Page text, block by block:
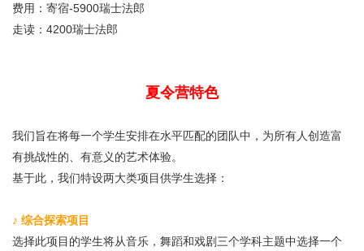
费用：寄宿-5900瑞士法郎
走读 ： 4200瑞士法郎
夏令营特色
我们旨在将每一个学生安排在水平匹配的团队中，为所有人创造富
有挑战性的、有意义的艺术体验。
基于此，我们特设两大类项目供学生选择：
♪ 综合探索项目
选择此项目的学生将从音乐，舞蹈和戏剧三个学科主题中选择一个